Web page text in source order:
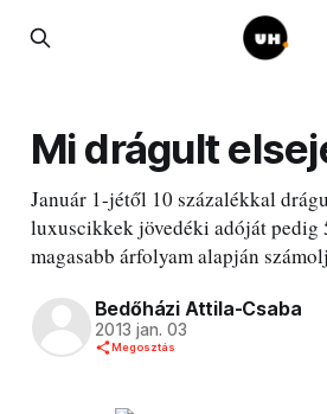
Mi drágult
Január 1-jétől 10 százalékkal
luxuscikkek jövedéki adóját pedig
magasabb árfolyam alapján
Bedőházi Attila-Csaba
2013 jan. 03
Megosztás